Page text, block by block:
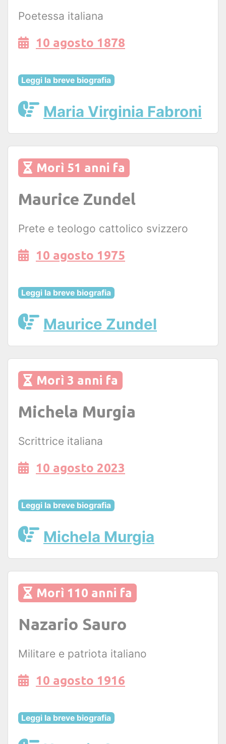
Poetessa italiana
10 agosto 1878
Leggi la breve biografia
Maria Virginia Fabroni
Morì 51 anni fa
Maurice Zundel
Prete e teologo cattolico svizzero
10 agosto 1975
Leggi la breve biografia
Maurice Zundel
Morì 3 anni fa
Michela Murgia
Scrittrice italiana
10 agosto 2023
Leggi la breve biografia
Michela Murgia
Morì 110 anni fa
Nazario Sauro
Militare e patriota italiano
10 agosto 1916
Leggi la breve biografia